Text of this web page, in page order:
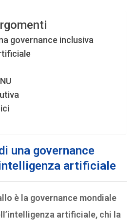
governance inclusiva
una governance
artificiale
è la governance mondiale
artificiale, chi la